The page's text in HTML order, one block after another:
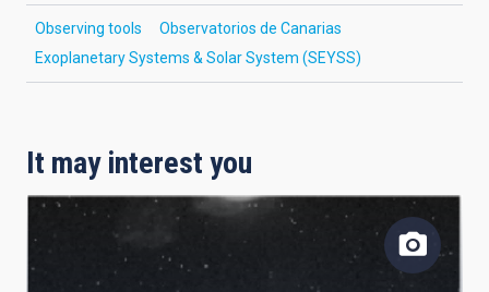
Observing tools
Observatorios de Canarias
Exoplanetary Systems & Solar System (SEYSS)
It may interest you